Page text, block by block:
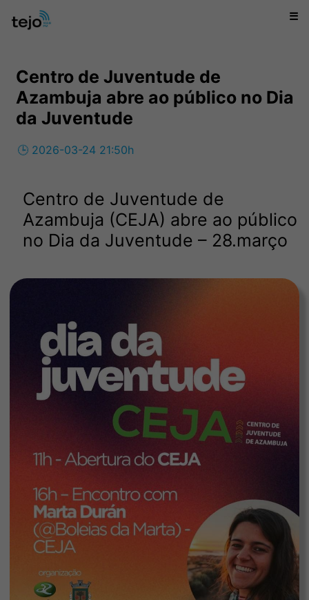
☰
Centro de Juventude de
Azambuja abre ao público no Dia
da Juventude
🕒 2026-03-24 21:50h
Centro de Juventude de
Azambuja (CEJA) abre ao público
no Dia da Juventude – 28.março